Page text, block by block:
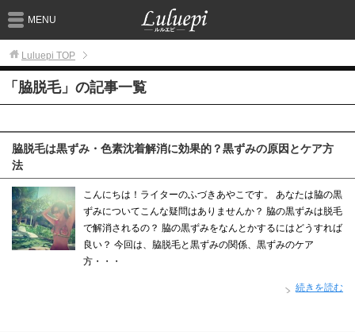
MENU
Luluepi TOP
「脇脱毛」の記事一覧
脇脱毛は黒ずみ・色素沈着解消に効果的？黒ずみの原因とケア方
法
こんにちは！ライターのふづきあやこです。 あなたは脇の黒
ずみについてこんな疑問はありませんか？ 脇の黒ずみは脱毛
で解消されるの？ 脇の黒ずみをなんとかするにはどうすれば
良い？ 今回は、脇脱毛と黒ずみの関係、黒ずみのケア
方・・・
続きを読む